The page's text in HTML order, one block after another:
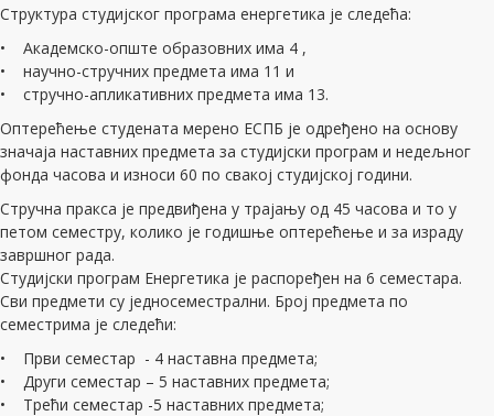
Структура студијског програма енергетика је следећа:
• Академско-опште образовних има 4 ,
• научно-стручних предмета има 11 и
• стручно-апликативних предмета има 13.
Оптерећење студената мерено ЕСПБ је одређено на основу
значаја наставних предмета за студијски програм и недељног
фонда часова и износи 60 по свакој студијској години.
Стручна пракса је предвиђена у трајању од 45 часова и то у
петом семестру, колико је годишње оптерећење и за израду
завршног рада.
Студијски програм Енергетика је распоређен на 6 семестара.
Сви предмети су једносеместрални. Број предмета по
семестрима је следећи:
• Први семестар - 4 наставна предмета;
• Други семестар – 5 наставних предмета;
• Трећи семестар -5 наставних предмета;